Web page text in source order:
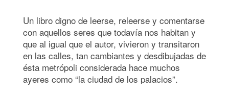
Un libro digno de leerse, releerse y comentarse
con aquellos seres que todavía nos habitan y
que al igual que el autor, vivieron y transitaron
en las calles, tan cambiantes y desdibujadas de
ésta metrópoli considerada hace muchos
ayeres como “la ciudad de los palacios”.